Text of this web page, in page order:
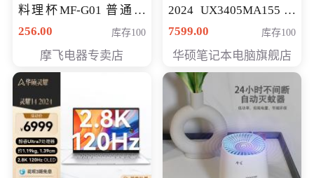
料理杯MF-G01 普通会
员专享价格118元
256.00 库存100
摩飞电器专卖店
2024 UX3405MA155冰
川银 oled 智慧轻薄本 会
7599.00 库存100
华硕笔记本电脑旗舰店